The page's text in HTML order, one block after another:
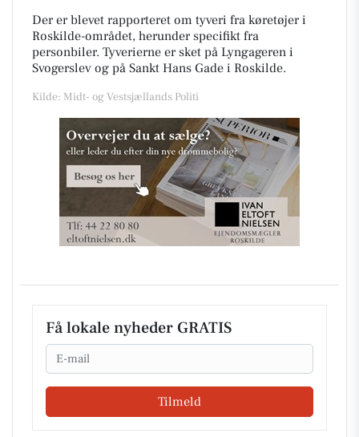
Der er blevet rapporteret om tyveri fra køretøjer i
Roskilde-området, herunder specifikt fra
personbiler. Tyverierne er sket på Lyngageren i
Svogerslev og på Sankt Hans Gade i Roskilde.
Kilde: Midt- og Vestsjællands Politi
Få lokale nyheder GRATIS
Email
Tilmeld